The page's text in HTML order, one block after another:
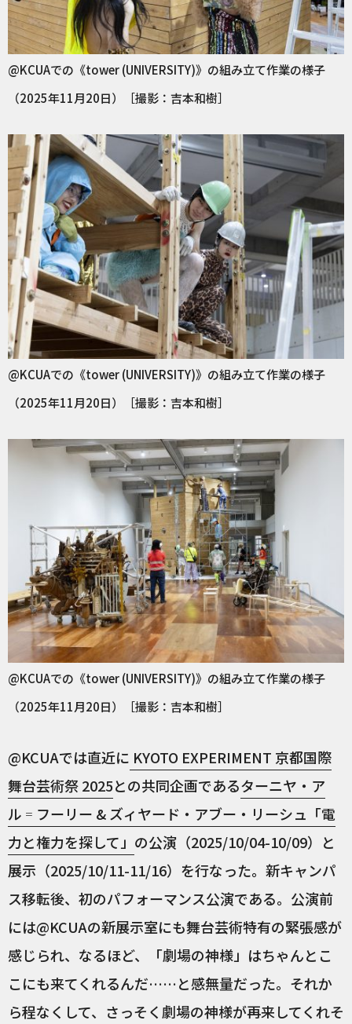
@KCUAでの《tower (UNIVERSITY)》の組み立て作業の様子
（2025年11月20日）［撮影：吉本和樹］
@KCUAでの《tower (UNIVERSITY)》の組み立て作業の様子
（2025年11月20日）［撮影：吉本和樹］
@KCUAでの《tower (UNIVERSITY)》の組み立て作業の様子
（2025年11月20日）［撮影：吉本和樹］
@KCUAでは直近に KYOTO EXPERIMENT 京都国際
舞台芸術祭 2025との共同企画であるターニヤ・ア
ル゠フーリー & ズィヤード・アブー・リーシュ「電
力と権力を探して」 の公演（2025/10/04-10/09）と
展示（2025/10/11-11/16）を行なった。新キャンパ
ス移転後、初のパフォーマンス公演である。公演前
には@KCUAの新展示室にも舞台芸術特有の緊張感が
感じられ、なるほど、「劇場の神様」はちゃんとこ
こにも来てくれるんだ……と感無量だった。それか
ら程なくして、さっそく劇場の神様が再来してくれそ